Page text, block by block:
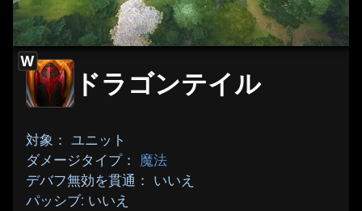
W
ドラゴンテイル
対象： ユニット
ダメージタイプ： 魔法
デバフ無効を貫通： いいえ
パッシブ: いいえ